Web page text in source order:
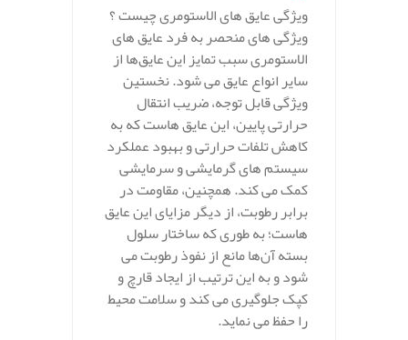
ویژگی عایق های الاستومری چیست ؟
ویژگی‌ های منحصر به فرد عایق‌ های
الاستومری سبب تمایز این عایق‌ها از
سایر انواع عایق می‌ شود. نخستین
ویژگی قابل توجه، ضریب انتقال
حرارتی پایین، این عایق‌ هاست که به
کاهش تلفات حرارتی و بهبود عملکرد
سیستم‌ های گرمایشی و سرمایشی
کمک می‌ کند. همچنین، مقاومت در
برابر رطوبت، از دیگر مزایای این عایق‌
هاست؛ به طوری که ساختار سلول
بسته آن‌ها مانع از نفوذ رطوبت می‌
شود و به این ترتیب از ایجاد قارچ و
کپک جلوگیری می‌ کند و سلامت محیط
را حفظ می‌ نماید.